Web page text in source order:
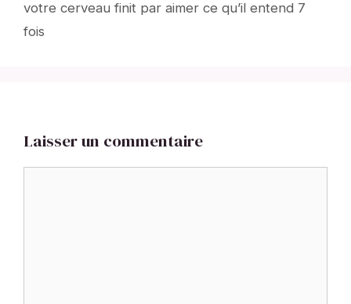
votre cerveau finit par aimer ce qu’il entend 7
fois
Laisser un commentaire